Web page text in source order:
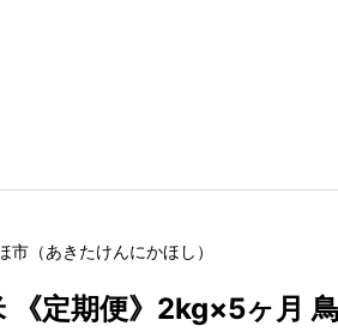
市 （あきたけんにかほし ）
《定期便》2kg×5ヶ月